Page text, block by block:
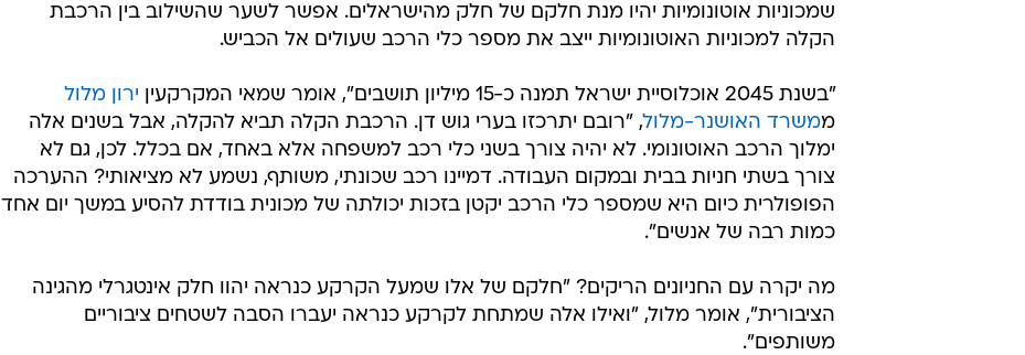
שמכוניות אוטונומיות יהיו מנת חלקם של חלק מהישראלים. אפשר לשער שהשילוב בין הרכבת
הקלה למכוניות האוטונומיות ייצב את מספר כלי הרכב שעולים אל הכביש.
"בשנת 2045 אוכלוסיית ישראל תמנה כ-15 מיליון תושבים", אומר שמאי המקרקעין
ירון מלול
ממשרד האושנר-מלול, "רובם יתרכזו בערי גוש דן. הרכבת הקלה תביא להקלה, אבל בשנים אלה
ימלוך הרכב האוטונומי. לא יהיה צורך בשני כלי רכב למשפחה אלא באחד, אם בכלל. לכן, גם לא
צורך בשתי חניות בבית ובמקום העבודה. דמיינו רכב שכונתי, משותף, נשמע לא מציאותי? ההערכה
הפופולרית כיום היא שמספר כלי הרכב יקטן בזכות יכולתה של מכונית בודדת להסיע במשך יום אחד
כמות רבה של אנשים".
מה יקרה עם החניונים הריקים? "חלקם של אלו שמעל הקרקע כנראה יהוו חלק אינטגרלי מהגינה
הציבורית", אומר מלול, "ואילו אלה שמתחת לקרקע כנראה יעברו הסבה לשטחים ציבוריים
משותפים".